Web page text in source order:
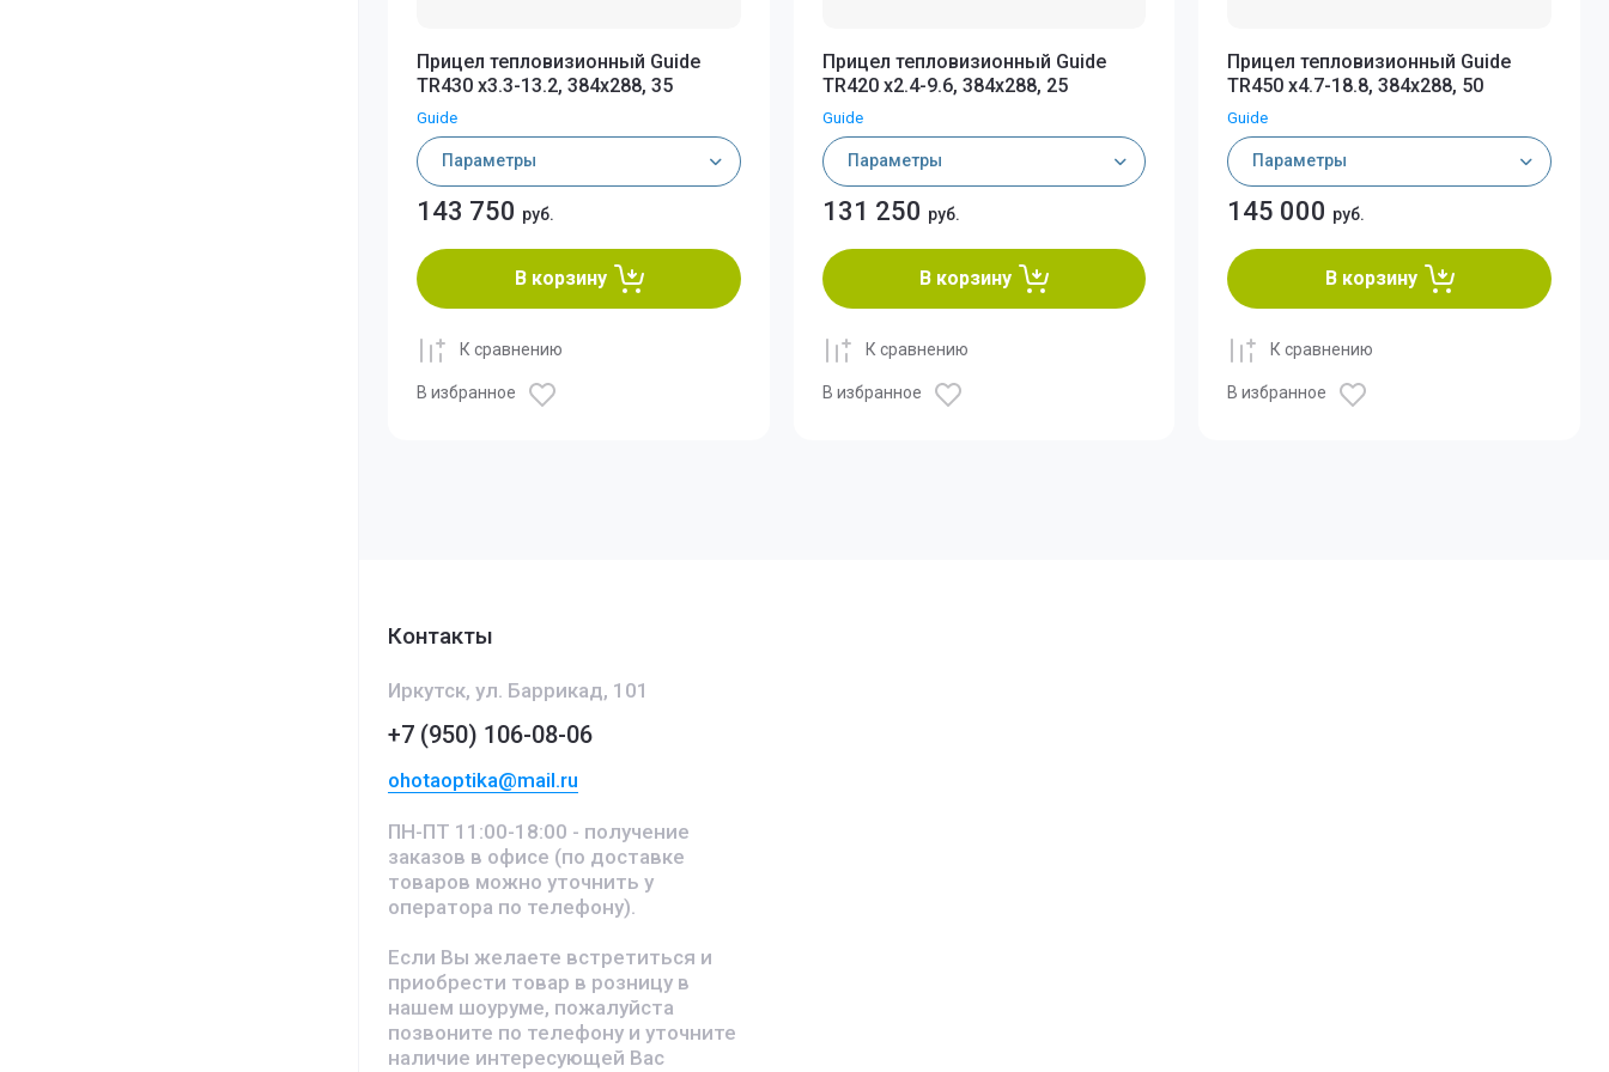
iRay Mate
ARKON
Прицел тепловизионный Guide
TR430 x3.3-13.2, 384x288, 35
Guide
Параметры
143 750 руб.
В корзину
К сравнению
В избранное
Прицел тепловизионный Guide
TR420 x2.4-9.6, 384x288, 25
Guide
Параметры
131 250 руб.
В корзину
К сравнению
В избранное
Прицел тепловизионный Guide
TR450 x4.7-18.8, 384x288, 50
Guide
Параметры
145 000 руб.
В корзину
К сравнению
В избранное
Контакты
Иркутск, ул. Баррикад, 101
+7 (950) 106-08-06
ohotaoptika@mail.ru
ПН-ПТ 11:00-18:00 - получение
заказов в офисе (по доставке
товаров можно уточнить у
оператора по телефону).
Если Вы желаете встретиться и
приобрести товар в розницу в
нашем шоуруме, пожалуйста
позвоните по телефону и уточните
наличие интересующей Вас